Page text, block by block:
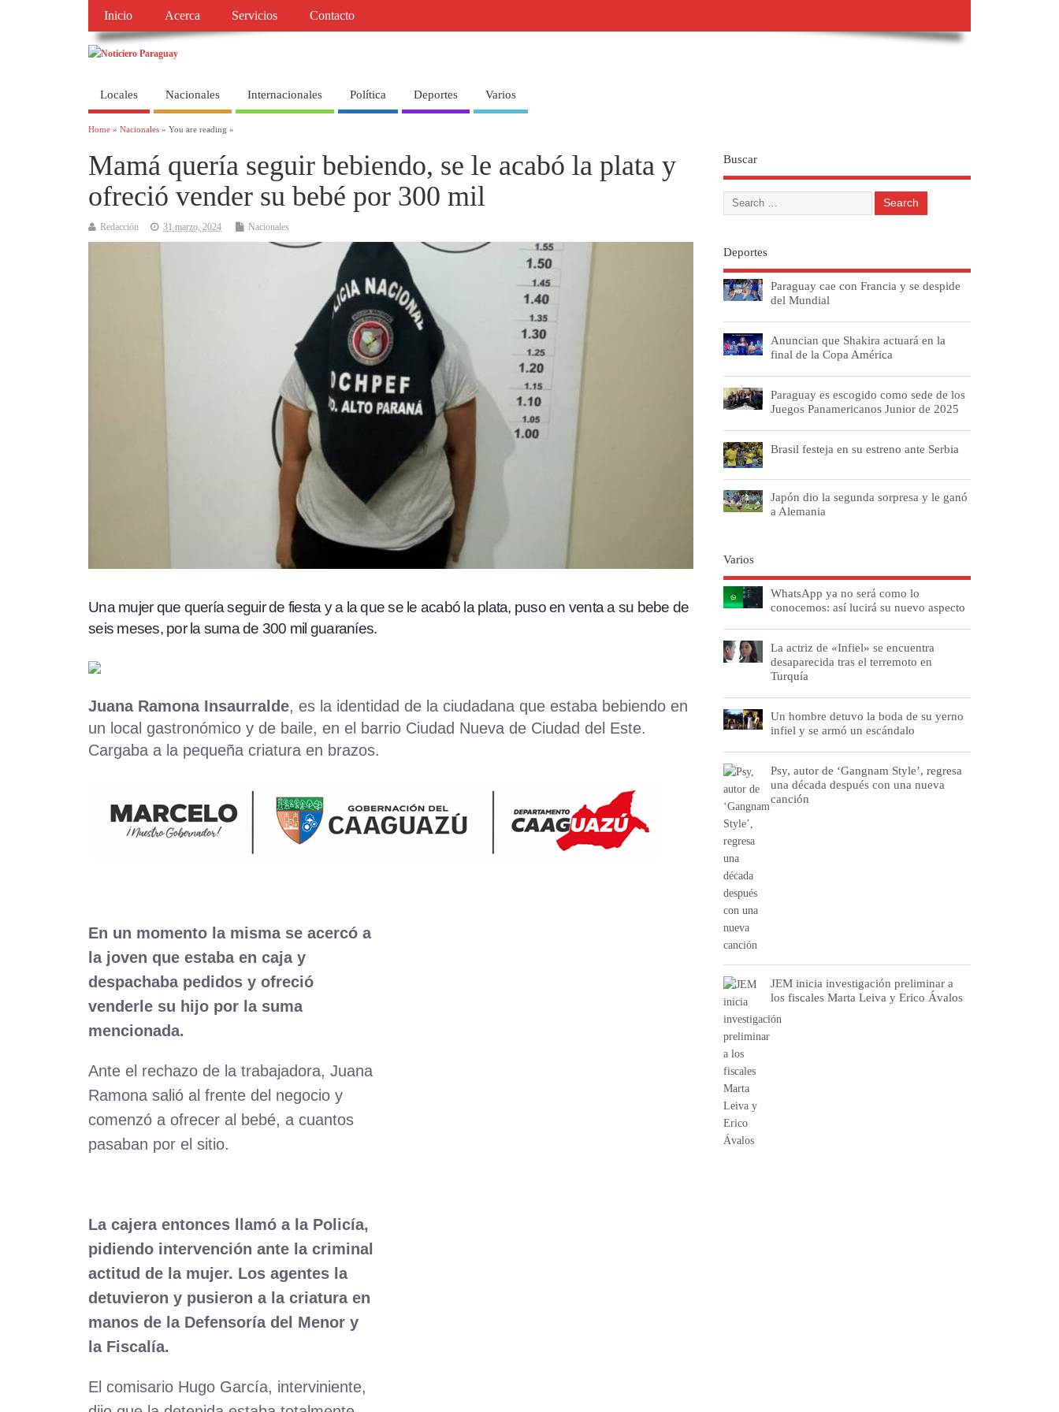
Inicio Acerca Servicios Contacto
Locales Nacionales Internacionales Política Deportes Varios
Home » Nacionales » You are reading »
Mamá quería seguir bebiendo, se le acabó la plata y
ofreció vender su bebé por 300 mil
Redacción 31 marzo, 2024 Nacionales
Una mujer que quería seguir de fiesta y a la que se le acabó la plata, puso en venta a su bebe de
seis meses, por la suma de 300 mil guaraníes.
Juana Ramona Insaurralde, es la identidad de la ciudadana que estaba bebiendo en
un local gastronómico y de baile, en el barrio Ciudad Nueva de Ciudad del Este.
Cargaba a la pequeña criatura en brazos.
En un momento la misma se acercó a
la joven que estaba en caja y
despachaba pedidos y ofreció
venderle su hijo por la suma
mencionada.
Ante el rechazo de la trabajadora, Juana
Ramona salió al frente del negocio y
comenzó a ofrecer al bebé, a cuantos
pasaban por el sitio.
La cajera entonces llamó a la Policía,
pidiendo intervención ante la criminal
actitud de la mujer. Los agentes la
detuvieron y pusieron a la criatura en
manos de la Defensoría del Menor y
la Fiscalía.
El comisario Hugo García, interviniente,
Buscar
Deportes
Paraguay cae con Francia y se despide
del Mundial
Anuncian que Shakira actuará en la
final de la Copa América
Paraguay es escogido como sede de los
Juegos Panamericanos Junior de 2025
Brasil festeja en su estreno ante Serbia
Japón dio la segunda sorpresa y le ganó
a Alemania
Varios
WhatsApp ya no será como lo
conocemos: así lucirá su nuevo aspecto
La actriz de «Infiel» se encuentra
desaparecida tras el terremoto en
Turquía
Un hombre detuvo la boda de su yerno
infiel y se armó un escándalo
Psy, autor de ‘Gangnam Style’, regresa
una década después con una nueva
canción
JEM inicia investigación preliminar a
los fiscales Marta Leiva y Erico Ávalos